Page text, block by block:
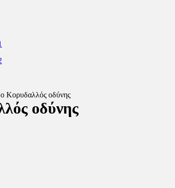
ο Κορυδαλλός οδύνης
οδύνης